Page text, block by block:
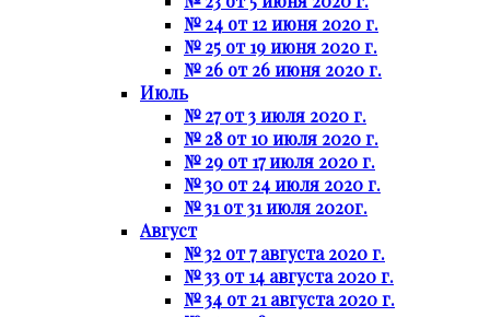
№ 24 от 12 июня 2020 г.
№ 25 от 19 июня 2020 г.
№ 26 от 26 июня 2020 г.
Июль
№ 27 от 3 июля 2020 г.
№ 28 от 10 июля 2020 г.
№ 29 от 17 июля 2020 г.
№ 30 от 24 июля 2020 г.
№ 31 от 31 июля 2020г.
Август
№ 32 от 7 августа 2020 г.
№ 33 от 14 августа 2020 г.
№ 34 от 21 августа 2020 г.